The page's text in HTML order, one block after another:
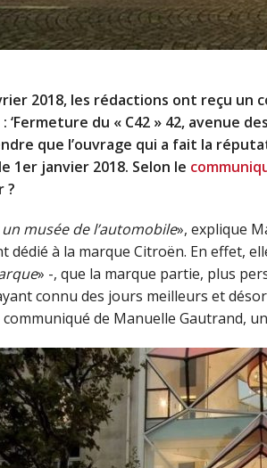
2018, les rédactions ont reçu un
du « C42 » 42, avenue des
que l’ouvrage qui a fait la
1er janvier 2018. Selon le
?
un musée de l’automobile», explique
dédié à la marque Citroën. En effet,
» -, que la marque partie, plus
connu des jours meilleurs et
de Manuelle Gautrand,